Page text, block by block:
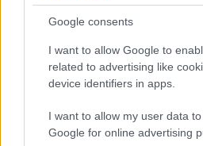
Google consents
I want to allow Google to
related to advertising like
device identifiers in apps.
I want to allow my user data
Google for online advertising
Jön még